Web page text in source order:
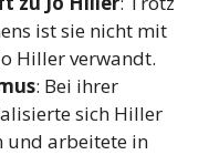
ist sie nicht mit
Hiller verwandt.
: Bei ihrer
sich Hiller
und arbeitete in